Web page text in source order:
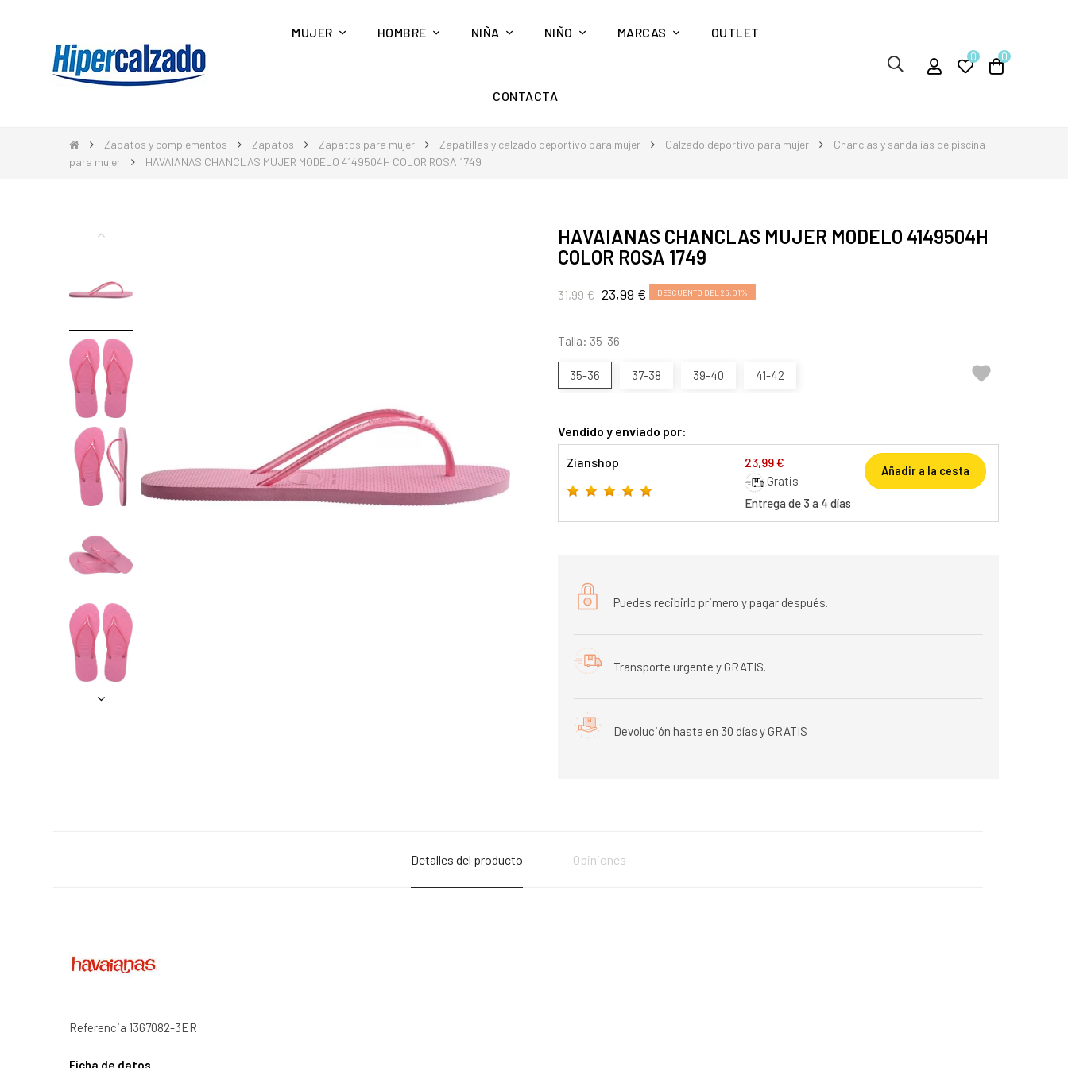
MUJER HOMBRE NIÑA NIÑO MARCAS OUTLET
CONTACTA
0 0
Zapatos y complementos Zapatos Zapatos para mujer Zapatillas y calzado deportivo para mujer Calzado deportivo para mujer
Chanclas y sandalias de piscina
para mujer
HAVAIANAS CHANCLAS MUJER MODELO 4149504H COLOR ROSA 1749
HAVAIANAS CHANCLAS MUJER MODELO 4149504H
COLOR ROSA 1749
31,99 € 23,99 € DESCUENTO DEL 25,01%
Talla: 35-36
35-36 37-38 39-40 41-42 
Vendido y enviado por:
Zianshop 23,99 €
Gratis
Entrega de 3 a 4 días
Añadir a la cesta
Puedes recibirlo primero y pagar después.
Transporte urgente y GRATIS.
Devolución hasta en 30 días y GRATIS
Detalles del producto Opiniones
Referencia 1367082-3ER
Ficha de datos